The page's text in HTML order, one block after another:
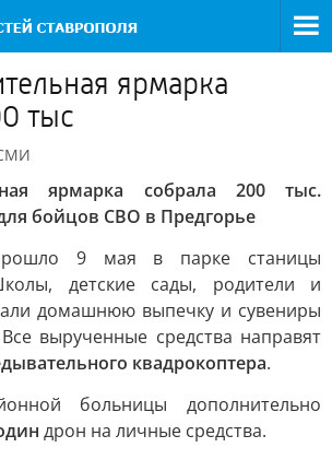
ярмарка
тыс
ярмарка собрала 200 тыс.
бойцов СВО в Предгорье
9 мая в парке станицы
детские сады, родители и
домашнюю выпечку и сувениры
вырученные средства направят
квадрокоптера.
больницы дополнительно
дрон на личные средства.